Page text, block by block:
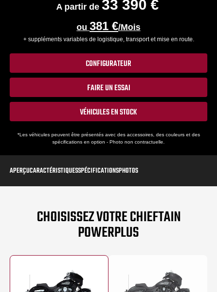
A partir de 33 390 €
ou 381 €/Mois
+ suppléments variables de logistique, transport et mise en route.
CONFIGURATEUR
FAIRE UN ESSAI
VÉHICULES EN STOCK
*Les véhicules peuvent être présentés avec des accessoires, des couleurs et des
spécifications en option - Photo non contractuelle.
APERÇUCARACTÉRISTIQUESSPÉCIFICATIONSPHOTOS
CHOISISSEZ VOTRE CHIEFTAIN
POWERPLUS